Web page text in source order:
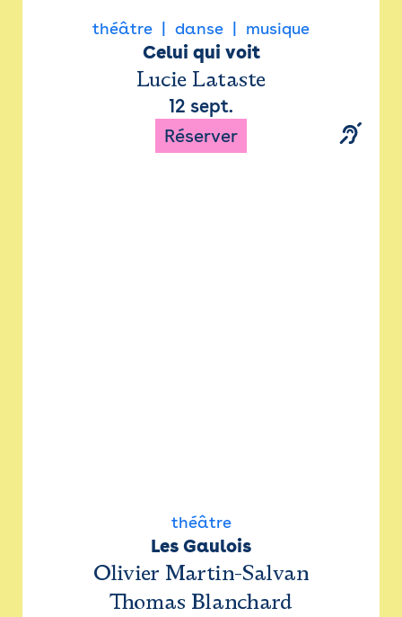
théâtre danse musique
Celui qui voit
Lucie Lataste
12 sept.
Réserver
théâtre
Les Gaulois
Olivier Martin-Salvan
Thomas Blanchard